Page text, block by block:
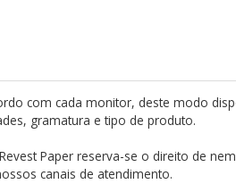
com cada monitor, deste modo
gramatura e tipo de produto.
Paper reserva-se o direito de
canais de atendimento.